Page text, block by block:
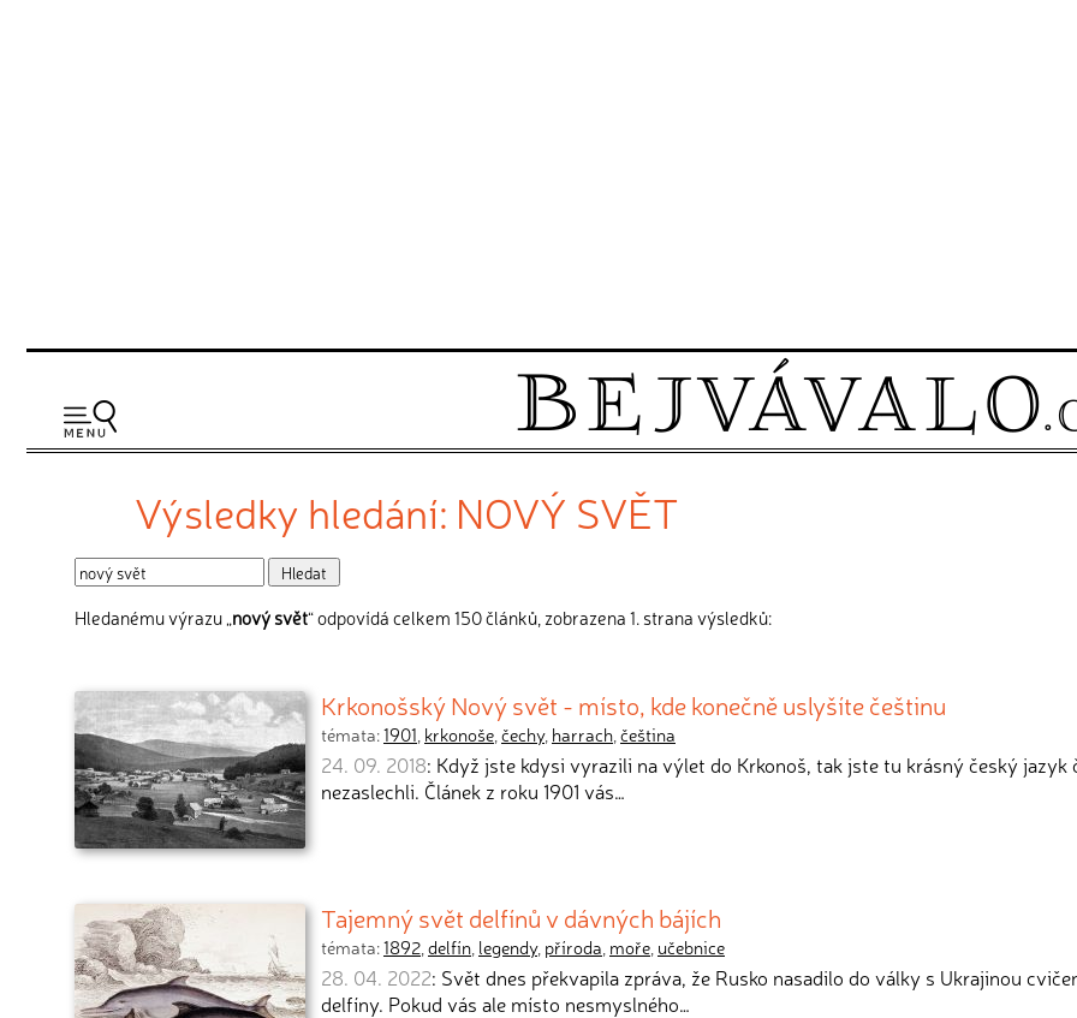
Výsledky hledání: NOVÝ SVĚT
Hledanému výrazu „nový svět“ odpovídá celkem 150 článků, zobrazena 1. strana výsledků:
Krkonošský Nový svět - místo, kde konečně uslyšíte češtinu
témata:1901, krkonoše,čechy, harrach,čeština
24. 09. 2018: Když jste kdysi vyrazili na výlet do Krkonoš, tak jste tu krásný český jazyk
nezaslechli. Článek z roku 1901 vás…
Tajemný svět delfínů v dávných bájích
témata:1892,delfín, legendy, příroda, moře, učebnice
28. 04. 2022: Svět dnes překvapila zpráva, že Rusko nasadilo do války s Ukrajinou
delfíny. Pokud vás ale místo nesmyslného…